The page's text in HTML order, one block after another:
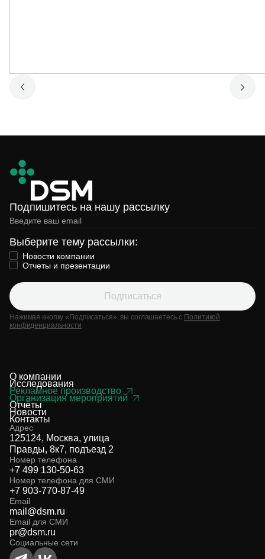
Подпишитесь на нашу рассылку
Выберите тему рассылки:
Новости компании
Отчеты и презентации
Подписаться
Нажимая кнопку «Подписаться», вы соглашаетесь с Политикой
конфиденциальности
О компании
Исследования
Рекламное производство
Организация мероприятий
Отчёты
Новости
Контакты
Адрес
125124, Москва, улица
Правды, 8к7, подъезд 2
Номер телефона
+7 499 130-50-63
Номер телефона для СМИ
+7 903-770-87-49
Email
mail@dsm.ru
Email для СМИ
pr@dsm.ru
Социальные сети